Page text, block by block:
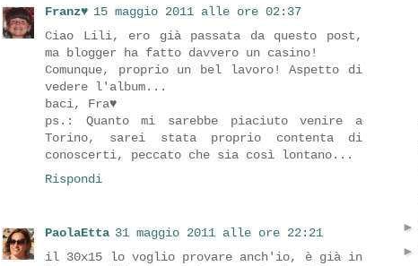
Franz♥ 15 maggio 2011 alle ore 02:37
Ciao Lili, ero già passata da questo post,
ma blogger ha fatto davvero un casino!
Comunque, proprio un bel lavoro! Aspetto di
vedere l'album...
baci, Fra♥
ps.: Quanto mi sarebbe piaciuto venire a
Torino, sarei stata proprio contenta di
conoscerti, peccato che sia così lontano...
Rispondi
PaolaEtta 31 maggio 2011 alle ore 22:21
il 30x15 lo voglio provare anch'io, è già in
►
►